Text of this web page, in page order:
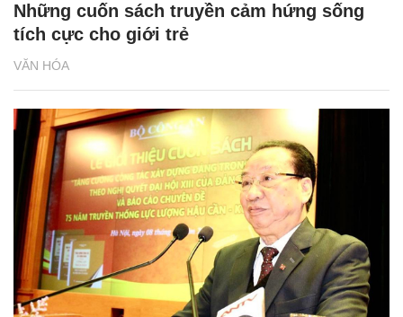
VĂN HÓA
Những cuốn sách truyền cảm hứng sống
tích cực cho giới trẻ